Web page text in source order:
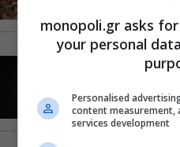
Παναγώτης Χ.
monopoli.gr asks
your personal
Personalised
content measurement,
services development